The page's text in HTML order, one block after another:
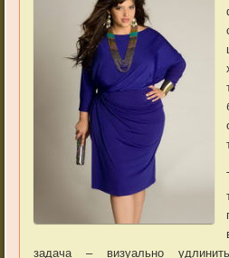
задача – визуально